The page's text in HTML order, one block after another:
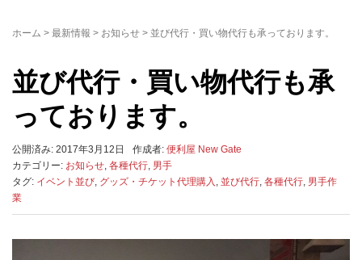
ホーム > 最新情報 > お知らせ > 並び代行・買い物代行も承っております。
並び代行・買い物代行も承
っております。
公開済み: 2017年3月12日 作成者: 便利屋 New Gate
カテゴリー: お知らせ, 各種代行, 男手
タグ: イベント並び, グッズ・チケット代理購入 , 並び代行, 各種代行, 男手作
業